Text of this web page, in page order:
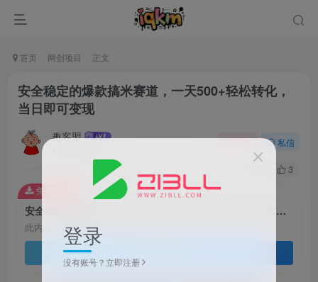
首页 网创项目 正文
安全稳定的爆款搞米赛道，一天500+轻松转化，
当日即可变现
趣客盟 关注 私信
3
安全稳定的爆款搞米赛道，一天500+轻松转化，当日即可变现
此内容为免费资源，请登录后查看
免费资源
登录
没有账号？立即注册